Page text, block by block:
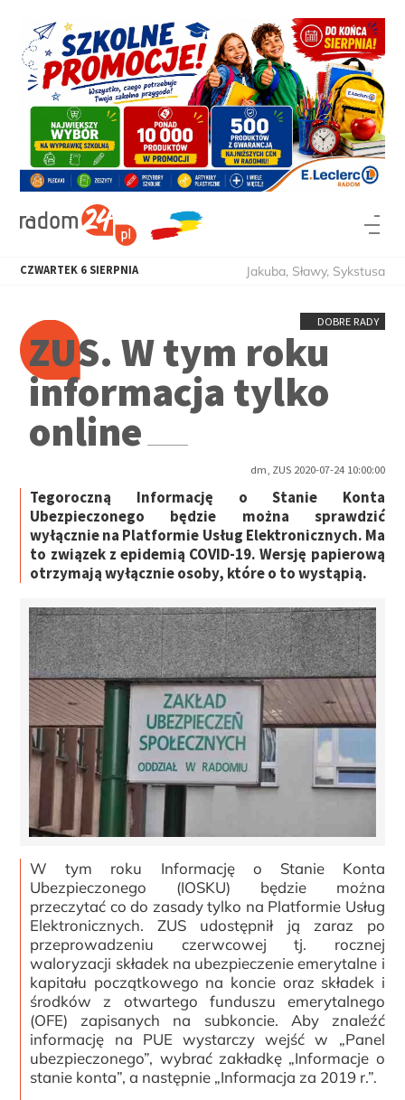
CZWARTEK 6 SIERPNIA Jakuba, Sławy, Sykstusa
DOBRE RADY
ZUS. W tym roku
informacja tylko
online
dm, ZUS 2020-07-24 10:00:00
Tegoroczną Informację o Stanie Konta
Ubezpieczonego będzie można sprawdzić
wyłącznie na Platformie Usług Elektronicznych. Ma
to związek z epidemią COVID-19. Wersję papierową
otrzymają wyłącznie osoby, które o to wystąpią.
W tym roku Informację o Stanie Konta
Ubezpieczonego (IOSKU) będzie można
przeczytać co do zasady tylko na Platformie Usług
Elektronicznych. ZUS udostępnił ją zaraz po
przeprowadzeniu czerwcowej tj. rocznej
waloryzacji składek na ubezpieczenie emerytalne i
kapitału początkowego na koncie oraz składek i
środków z otwartego funduszu emerytalnego
(OFE) zapisanych na subkoncie. Aby znaleźć
informację na PUE wystarczy wejść w „Panel
ubezpieczonego”, wybrać zakładkę „Informacje o
stanie konta”, a następnie „Informacja za 2019 r.”.